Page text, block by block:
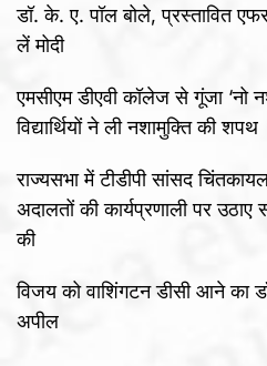
डॉ. के. ए. पॉल बोले, प्रस्तावित
लें मोदी
एमसीएम डीएवी कॉलेज से गूंजा
विद्यार्थियों ने ली नशामुक्ति की शपथ
राज्यसभा में टीडीपी सांसद
अदालतों की कार्यप्रणाली पर उठाए
की
विजय को वाशिंगटन डीसी आने का
अपील